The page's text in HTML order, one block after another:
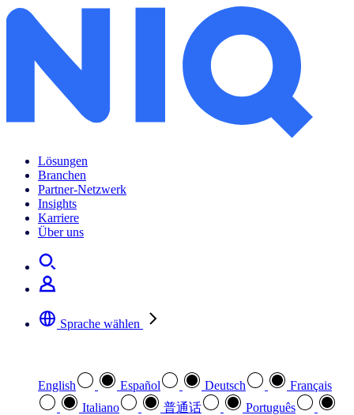
Lösungen
Branchen
Partner-Netzwerk
Insights
Karriere
Über uns
Sprache wählen
English Español Deutsch
Français
Italiano
普通话
Português